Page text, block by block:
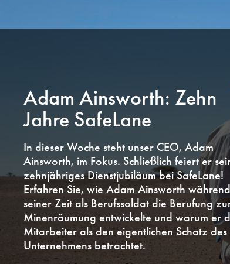
Adam Ainsworth: Zehn
Jahre SafeLane
In dieser Woche steht unser CEO, Adam
Ainsworth, im Fokus. Schließlich feiert er
zehnjähriges Dienstjubiläum bei SafeLane!
Erfahren Sie, wie Adam Ainsworth während
seiner Zeit als Berufssoldat die Berufung
Minenräumung entwickelte und warum er
Mitarbeiter als den eigentlichen Schatz des
Unternehmens betrachtet.